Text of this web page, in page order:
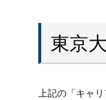
東京
上記の「キャ